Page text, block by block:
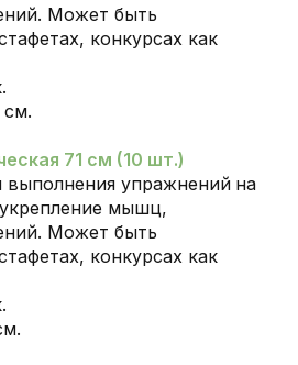
Может быть
конкурсах как
см.
71 см (10 шт.)
выполнения упражнений на
мышц,
Может быть
конкурсах как